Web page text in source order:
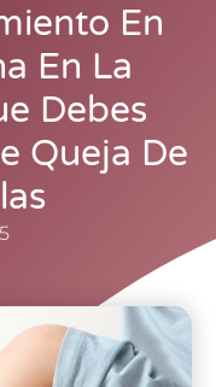
En
En La
Debes
Queja De